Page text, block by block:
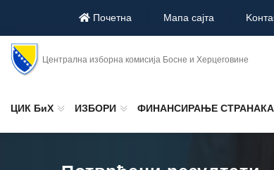
Почетна Мапа сајта
Централна изборна комисија Босне и Херцеговине
ЦИК БиХ ИЗБОРИ ФИНАНСИРАЊЕ СТРАНАКА